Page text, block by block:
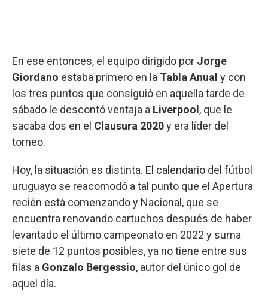
En ese entonces, el equipo dirigido por Jorge
Giordano estaba primero en la Tabla Anual y con
los tres puntos que consiguió en aquella tarde de
sábado le descontó ventaja a Liverpool , que le
sacaba dos en el Clausura 2020y era líder del
torneo.
Hoy, la situación es distinta. El calendario del fútbol
uruguayo se reacomodó a tal punto que el Apertura
recién está comenzando y Nacional, que se
encuentra renovando cartuchos después de haber
levantado el último campeonato en 2022 y suma
siete de 12 puntos posibles, ya no tiene entre sus
filas a Gonzalo Bergessio, autor del único gol de
aquel día.